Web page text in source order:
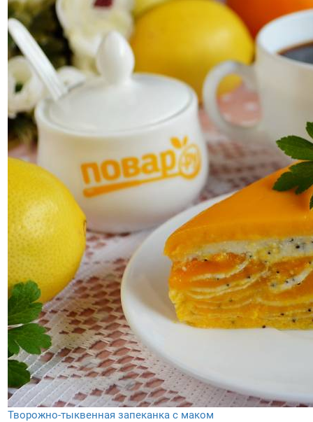
Творожно-тыквенная запеканка с маком